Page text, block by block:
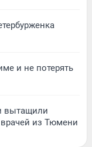
и не потерять
вытащили
из Тюмени